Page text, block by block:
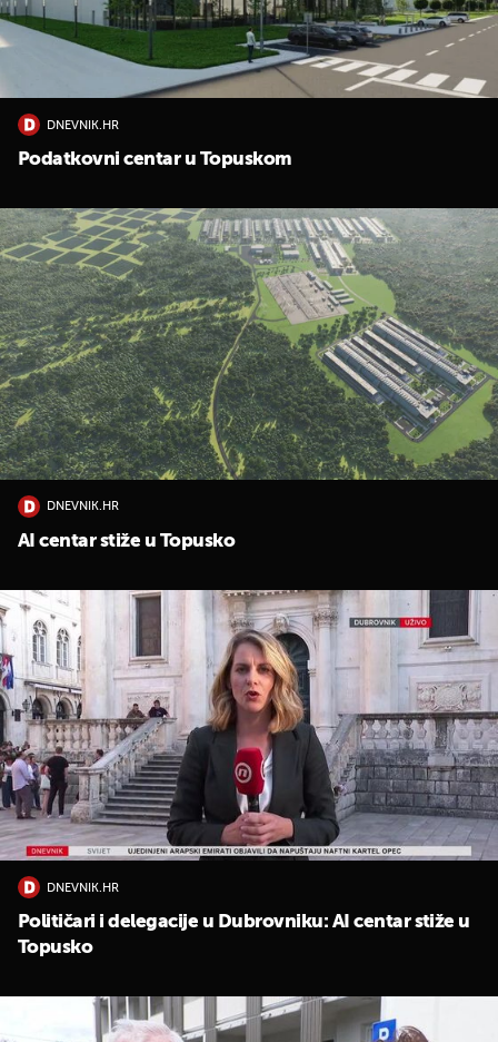
DNEVNIK.HR
Podatkovni centar u Topuskom
DNEVNIK.HR
AI centar stiže u Topusko
DNEVNIK.HR
Političari i delegacije u Dubrovniku: AI centar stiže u
Topusko
UKLJUČITE NOTIFIKACIJE